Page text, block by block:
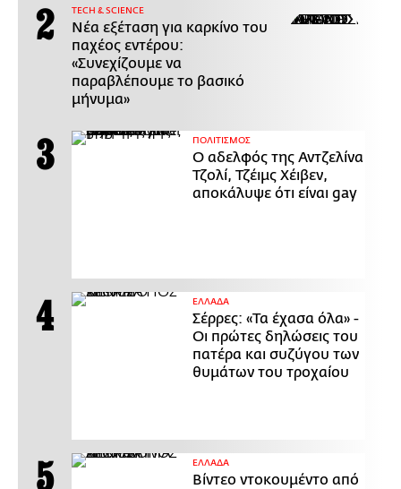
ΤECH & SCIENCE
Νέα εξέταση για καρκίνο του
παχέος εντέρου:
«Συνεχίζουμε να
παραβλέπουμε το βασικό
μήνυμα»
ΠΟΛΙΤΙΣΜΟΣ
Ο αδελφός της Αντζελίνα
Τζολί, Τζέιμς Χέιβεν,
αποκάλυψε ότι είναι gay
ΕΛΛΑΔΑ
Σέρρες: «Τα έχασα όλα» -
Οι πρώτες δηλώσεις του
πατέρα και συζύγου των
θυμάτων του τροχαίου
ΕΛΛΑΔΑ
Βίντεο ντοκουμέντο από